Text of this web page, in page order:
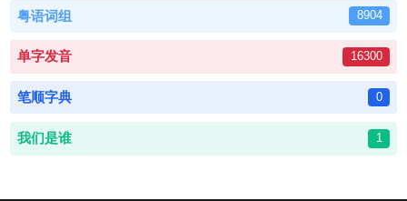
粤语词组 8904
单字发音 16300
笔顺字典 0
我们是谁 1